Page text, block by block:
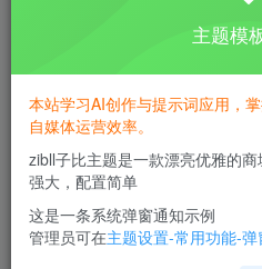
主题模
本站学习AI创作与提示词应用，
自媒体运营效率。
zibll子比主题是一款漂亮优雅的
强大，配置简单
这是一条系统弹窗通知示例
管理员可在主题设置-常用功能-弹